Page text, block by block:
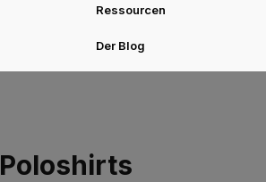
Ressourcen
Der Blog
Poloshirts